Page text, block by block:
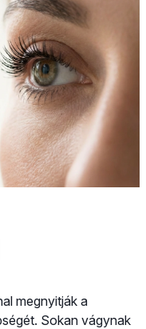
megnyitják a
Sokan vágynak